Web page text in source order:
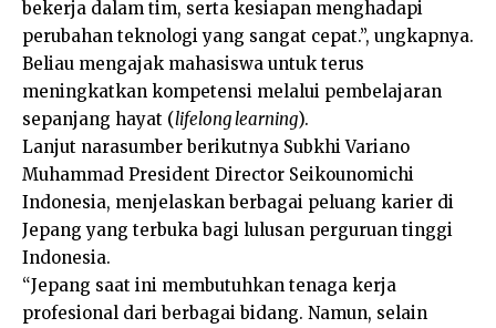
bekerja dalam tim, serta kesiapan menghadapi
perubahan teknologi yang sangat cepat.”, ungkapnya.
Beliau mengajak mahasiswa untuk terus
meningkatkan kompetensi melalui pembelajaran
sepanjang hayat (lifelong learning).
Lanjut narasumber berikutnya Subkhi Variano
Muhammad President Director Seikounomichi
Indonesia, menjelaskan berbagai peluang karier di
Jepang yang terbuka bagi lulusan perguruan tinggi
Indonesia.
“Jepang saat ini membutuhkan tenaga kerja
profesional dari berbagai bidang. Namun, selain